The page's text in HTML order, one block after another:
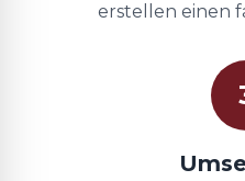
erstellen einen